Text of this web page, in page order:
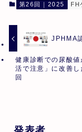
第26回｜2025 FH
JPHMA
健康診断での尿酸
活で注意」に改善
回
発表者